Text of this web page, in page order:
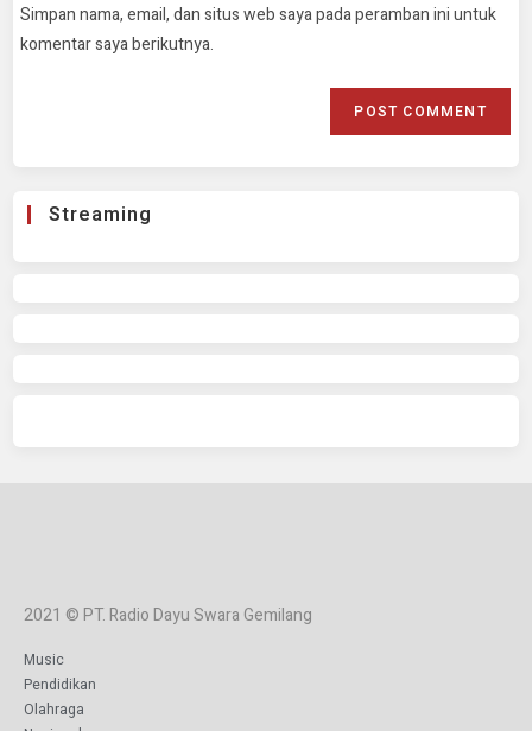
Simpan nama, email, dan situs web saya pada peramban ini untuk
komentar saya berikutnya.
Streaming
2021 © PT. Radio Dayu Swara Gemilang
Music
Pendidikan
Olahraga